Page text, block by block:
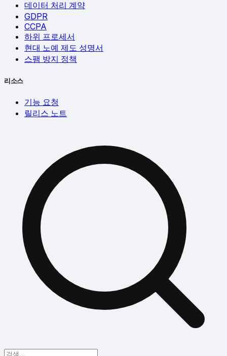
데이터 처리 계약
GDPR
CCPA
하위 프로세서
현대 노예 제도 성명서
스팸 방지 정책
리소스
기능 요청
릴리스 노트